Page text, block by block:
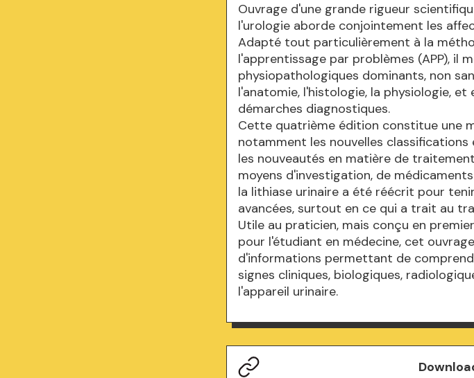
Ouvrage d'une grande rigueur
l'urologie aborde conjointement les
Adapté tout particulièrement à la
l'apprentissage par problèmes (APP), il
physiopathologiques dominants, non
l'anatomie, l'histologie, la physiologie,
démarches diagnostiques.
Cette quatrième édition constitue une
notamment les nouvelles
les nouveautés en matière de
moyens d'investigation, de
la lithiase urinaire a été réécrit pour
avancées, surtout en ce qui a trait au
Utile au praticien, mais conçu en
pour l'étudiant en médecine, cet
d'informations permettant de
signes cliniques, biologiques,
l'appareil urinaire.